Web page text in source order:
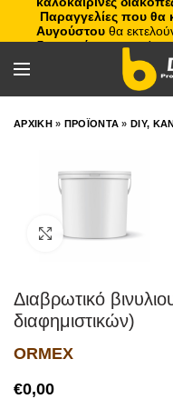
ΑΡΧΙΚΗ» ΠΡΟΪΟΝΤΑ »DIY,
Click to enlarge
Διαβρωτικό
διαφημιστικών)
ORMEX
€
Παραγγελίες που θα
Αυγούστου θα
διακοπών, με σειρά